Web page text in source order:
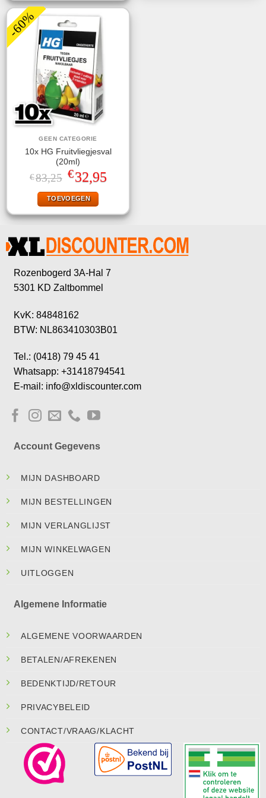
-60%
GEEN CATEGORIE
10x HG Fruitvliegjesval
(20ml)
€83,25 Oorspronkelijke
prijs
was:
€83,25.
€32,95Huidige
prijs
TOEVOEGEN
Rozenbogerd 3A-Hal 7
5301 KD Zaltbommel
KvK: 84848162
BTW: NL863410303B01
Tel.: (0418) 79 45 41
Whatsapp: +31418794541
E-mail: info@xldiscounter.com
Account Gegevens
MIJN DASHBOARD
MIJN BESTELLINGEN
MIJN VERLANGLIJST
MIJN WINKELWAGEN
UITLOGGEN
Algemene Informatie
ALGEMENE VOORWAARDEN
BETALEN/AFREKENEN
BEDENKTIJD/RETOUR
PRIVACYBELEID
CONTACT/VRAAG/KLACHT